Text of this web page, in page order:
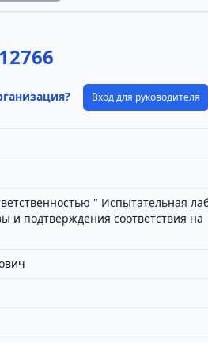
Вход для руководителя
" Испытательная
и подтверждения соответствия на